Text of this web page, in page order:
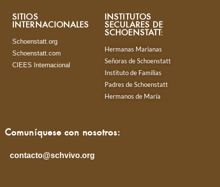
SITIOS
INTERNACIONALES
Schoenstatt.org
Schoenstatt.com
CIEES Internacional
INSTITUTOS
SECULARES DE
SCHOENSTATT:
Hermanas Marianas
Señoras de Schoenstatt
Instituto de Familias
Padres de Schoenstatt
Hermanos de María
Comuníquese con nosotros:
contacto@schvivo.org